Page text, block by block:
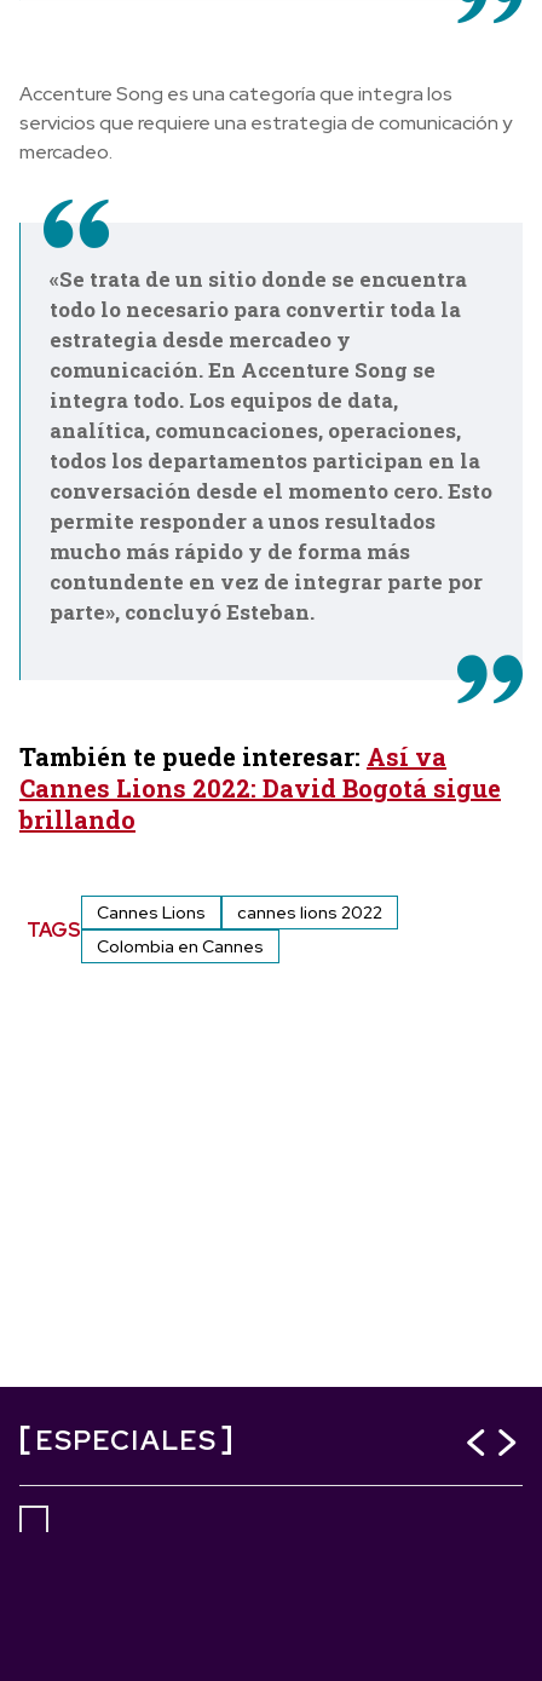
Accenture Song es una categoría que integra los
servicios que requiere una estrategia de comunicación y
mercadeo.
«Se trata de un sitio donde se encuentra
todo lo necesario para convertir toda la
estrategia desde mercadeo y
comunicación. En Accenture Song se
integra todo. Los equipos de data,
analítica, comuncaciones, operaciones,
todos los departamentos participan en la
conversación desde el momento cero. Esto
permite responder a unos resultados
mucho más rápido y de forma más
contundente en vez de integrar parte por
parte», concluyó Esteban.
También te puede interesar: Así va
Cannes Lions 2022: David Bogotá sigue
brillando
TAGS
Cannes Lions
cannes lions 2022
Colombia en Cannes
ESPECIALES